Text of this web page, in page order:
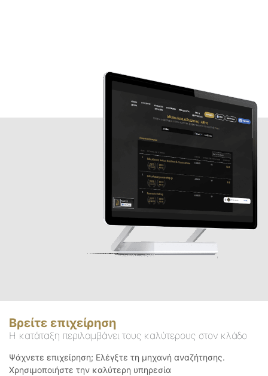
Βρείτε επιχείρηση
Η κατάταξη περιλαμβάνει τους καλύτερους στον κλάδο
Ψάχνετε επιχείρηση; Ελέγξτε τη μηχανή αναζήτησης.
Χρησιμοποιήστε την καλύτερη υπηρεσία